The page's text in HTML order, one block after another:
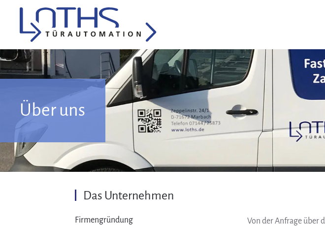
Über uns
Das Unternehmen
Firmengründung
Von der Anfrage über